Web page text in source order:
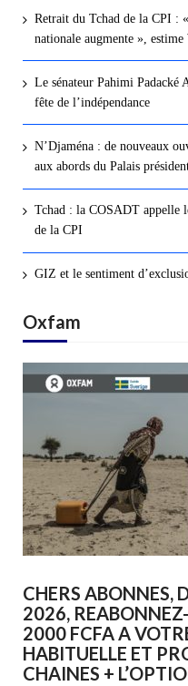
Retrait du Tchad de la CPI :
nationale augmente »,
Le sénateur Pahimi Padacké
fête de l’indépendance
N’Djaména : de nouveaux
aux abords du Palais
Tchad : la COSADT appelle
de la CPI
GIZ et le sentiment
Oxfam
CHERS ABONNES,
2026,
2000 FCFA A
HABITUELLE ET
CHAINES +